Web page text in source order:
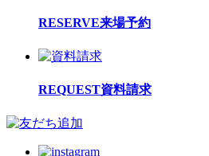
RESERVE来場予約
REQUEST資料請求